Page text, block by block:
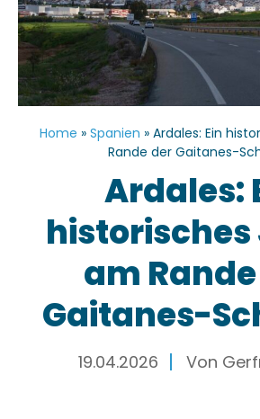
Home » Spanien » Ardales: Ein
Rande der Gaitanes-
Ardales:
historisches
am
Gaitanes-
19.04.2026 Von